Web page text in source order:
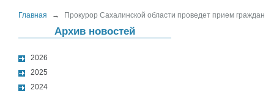
Главная → Прокурор Сахалинской области проведет прием граждан
Архив новостей
2026
2025
2024